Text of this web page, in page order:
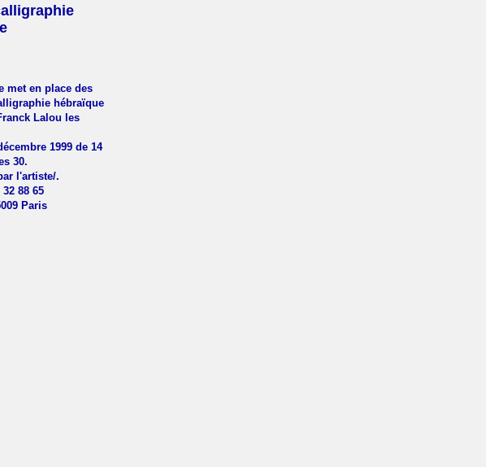
met en place des
hébraïque
Lalou les
1999 de 14
30.
l'artiste/.
88 65
Paris